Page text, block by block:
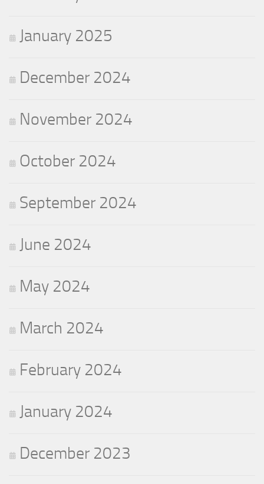
January 2025
December 2024
November 2024
October 2024
September 2024
June 2024
May 2024
March 2024
February 2024
January 2024
December 2023